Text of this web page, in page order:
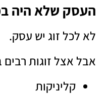
העסק שלא היה
לא לכל זוג יש עסק.
אבל אצל זוגות רבים בגילאי
קליניקות